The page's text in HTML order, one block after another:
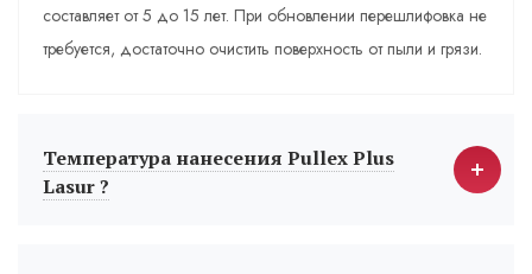
составляет от 5 до 15 лет. При обновлении перешлифовка не
требуется, достаточно очистить поверхность от пыли и грязи.
Температура нанесения Pullex Plus
Lasur ?